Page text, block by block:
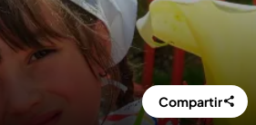
Compartir